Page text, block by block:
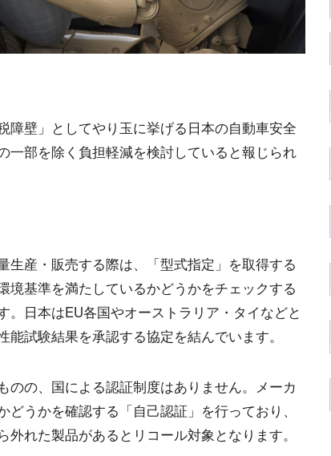
障壁」としてやり玉に挙げる日本の自動車安全
一部を除く負担軽減を検討していると報じられ
生産・販売する際は、「型式指定」を取得する
境基準を満たしているかどうかをチェックする
。日本はEU各国やオーストラリア・タイなどと
試験結果を承認する協定を結んでいます。
のの、国による認証制度はありません。メーカ
うかを確認する「自己認証」を行っており、
れた製品があるとリコール対象となります。